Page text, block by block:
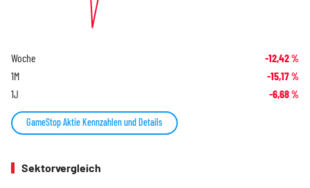
Woche -12,42%
1M -15,17%
1J -6,68%
GameStop Aktie Kennzahlen und Details
Sektorvergleich